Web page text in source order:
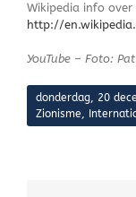
Wikipedia info
http://
YouTube – Foto:
donderdag, 20
Zionisme,